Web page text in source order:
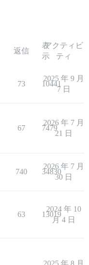
返信
表
示
アクティビ
ティ
73 10441
2025 年 9 月
7 日
67 7479
2026 年 7 月
21 日
740 34830
2026 年 7 月
30 日
63 13019
2024 年 10
月 4 日